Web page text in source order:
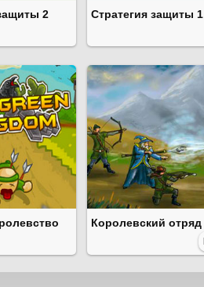
2 Стратегия защиты 1
Королевский отряд